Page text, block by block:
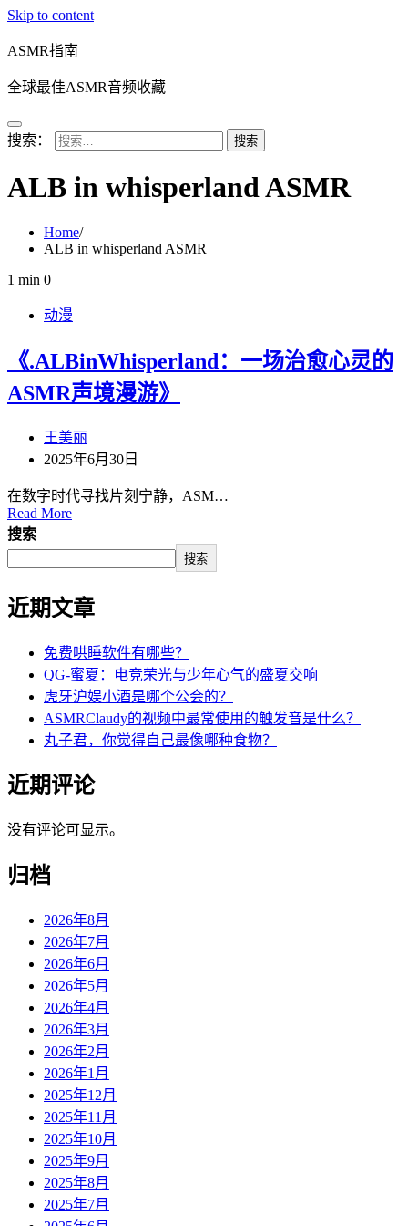
Skip to content
ASMR指南
全球最佳ASMR音频收藏
搜索：
ALB in whisperland ASMR
Home
ALB in whisperland ASMR
1 min 0
动漫
《.ALBinWhisperland：一场治愈心灵的
ASMR声境漫游》
王美丽
2025年6月30日
在数字时代寻找片刻宁静，ASM…
Read More
搜索
搜索
近期文章
免费哄睡软件有哪些？
QG-蜜夏：电竞荣光与少年心气的盛夏交响
虎牙沪娱小酒是哪个公会的？
ASMRClaudy的视频中最常使用的触发音是什么？
丸子君，你觉得自己最像哪种食物？
近期评论
没有评论可显示。
归档
2026年8月
2026年7月
2026年6月
2026年5月
2026年4月
2026年3月
2026年2月
2026年1月
2025年12月
2025年11月
2025年10月
2025年9月
2025年8月
2025年7月